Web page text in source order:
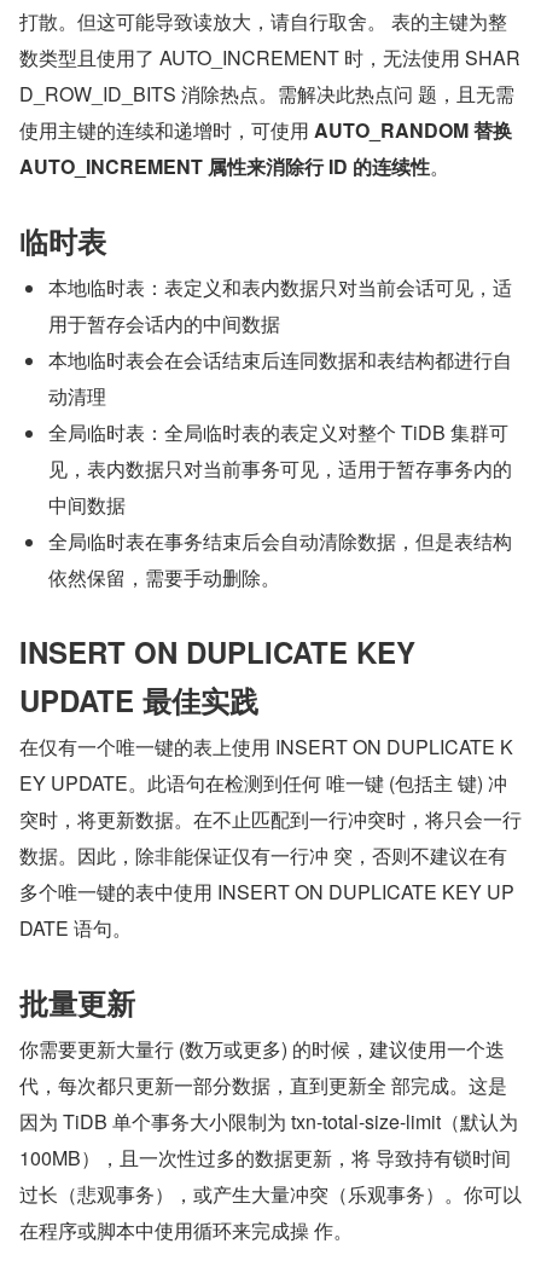
打散。但这可能导致读放大，请自行取舍。 表的主键为整
数类型且使用了 AUTO_INCREMENT 时，无法使用 SHAR
D_ROW_ID_BITS 消除热点。需解决此热点问 题，且无需
使用主键的连续和递增时，可使用 AUTO_RANDOM 替换
AUTO_INCREMENT 属性来消除行 ID 的连续性。
临时表
本地临时表：表定义和表内数据只对当前会话可见，适
用于暂存会话内的中间数据
本地临时表会在会话结束后连同数据和表结构都进行自
动清理
全局临时表：全局临时表的表定义对整个 TiDB 集群可
见，表内数据只对当前事务可见，适用于暂存事务内的
中间数据
全局临时表在事务结束后会自动清除数据，但是表结构
依然保留，需要手动删除。
INSERT ON DUPLICATE KEY
UPDATE 最佳实践
在仅有一个唯一键的表上使用 INSERT ON DUPLICATE K
EY UPDATE。此语句在检测到任何 唯一键 (包括主 键) 冲
突时，将更新数据。在不止匹配到一行冲突时，将只会一行
数据。因此，除非能保证仅有一行冲 突，否则不建议在有
多个唯一键的表中使用 INSERT ON DUPLICATE KEY UP
DATE 语句。
批量更新
你需要更新大量行 (数万或更多) 的时候，建议使用一个迭
代，每次都只更新一部分数据，直到更新全 部完成。这是
因为 TiDB 单个事务大小限制为 txn-total-size-limit（默认为
100MB），且一次性过多的数据更新，将 导致持有锁时间
过长（悲观事务），或产生大量冲突（乐观事务）。你可以
在程序或脚本中使用循环来完成操 作。